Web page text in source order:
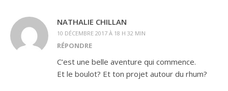
NATHALIE CHILLAN
10 DÉCEMBRE 2017 À 18 H 32 MIN
RÉPONDRE
C’est une belle aventure qui commence.
Et le boulot? Et ton projet autour du rhum?